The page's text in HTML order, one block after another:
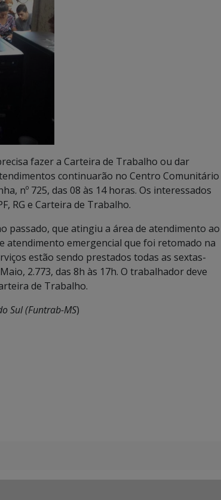
fazer a Carteira de Trabalho ou dar
continuarão no Centro Comunitário
nº 725, das 08 às 14 horas. Os interessados
RG e Carteira de Trabalho.
passado, que atingiu a área de atendimento ao
atendimento emergencial que foi retomado na
estão sendo prestados todas as sextas-
2.773, das 8h às 17h. O trabalhador deve
de Trabalho.
Sul (Funtrab-MS)